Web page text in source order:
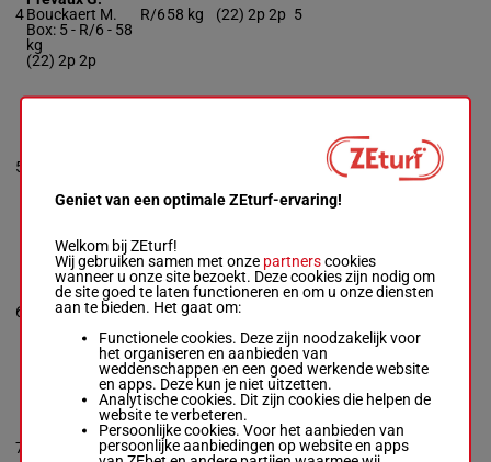
4Bouckaert M.
Box: 5 - R/6 - 58
kg
(22) 2p 2p
R/658 kg (22) 2p 2p 5
5
8p 4p (22) 3p
6
PREDAK
Guitraud C.-
Barberot Y.
R/458 kg 11p
7
Justum M.-
Marion J.D.
R/5 -56 R/556 kg Debuut 2
Geniet van een optimale ZEturf-ervaring!
Welkom bij ZEturf!
Wij gebruiken samen met onze partnerscookies
wanneer u onze site bezoekt. Deze cookies zijn nodig om
de site goed te laten functioneren en om u onze diensten
aan te bieden. Het gaat om:
Functionele cookies. Deze zijn noodzakelijk voor
het organiseren en aanbieden van
weddenschappen en een goed werkende website
en apps. Deze kun je niet uitzetten.
Analytische cookies. Dit zijn cookies die helpen de
website te verbeteren.
Persoonlijke cookies. Voor het aanbieden van
persoonlijke aanbiedingen op website en apps